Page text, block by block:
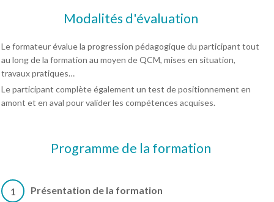
Modalités d'évaluation
Le formateur évalue la progression pédagogique du participant tout
au long de la formation au moyen de QCM, mises en situation,
travaux pratiques…
Le participant complète également un test de positionnement en
amont et en aval pour valider les compétences acquises.
Programme de la formation
1 Présentation de la formation